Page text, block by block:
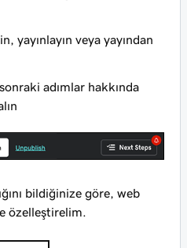
yayınlayın veya yayından
adımlar hakkında
bildiğinize göre, web
özelleştirelim.